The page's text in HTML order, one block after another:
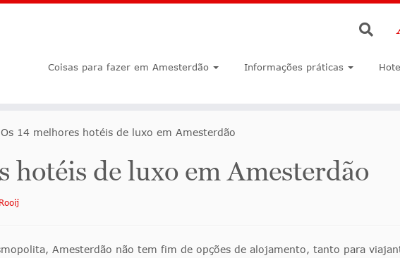
Coisas para fazer em Amesterdão Informações práticas
Os 14 melhores hotéis de luxo em Amesterdão
hotéis de luxo em Amesterdão
Amesterdão não tem fim de opções de alojamento, tanto para